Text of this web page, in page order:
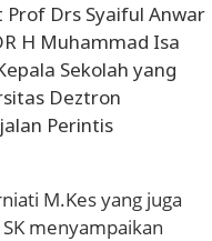
Prof Drs Syaiful Anwar
H Muhammad Isa
Sekolah yang
Deztron
Perintis
M.Kes yang juga
menyampaikan